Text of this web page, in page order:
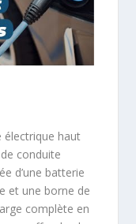
électrique haut
conduite
d’une batterie
et une borne de
complète en